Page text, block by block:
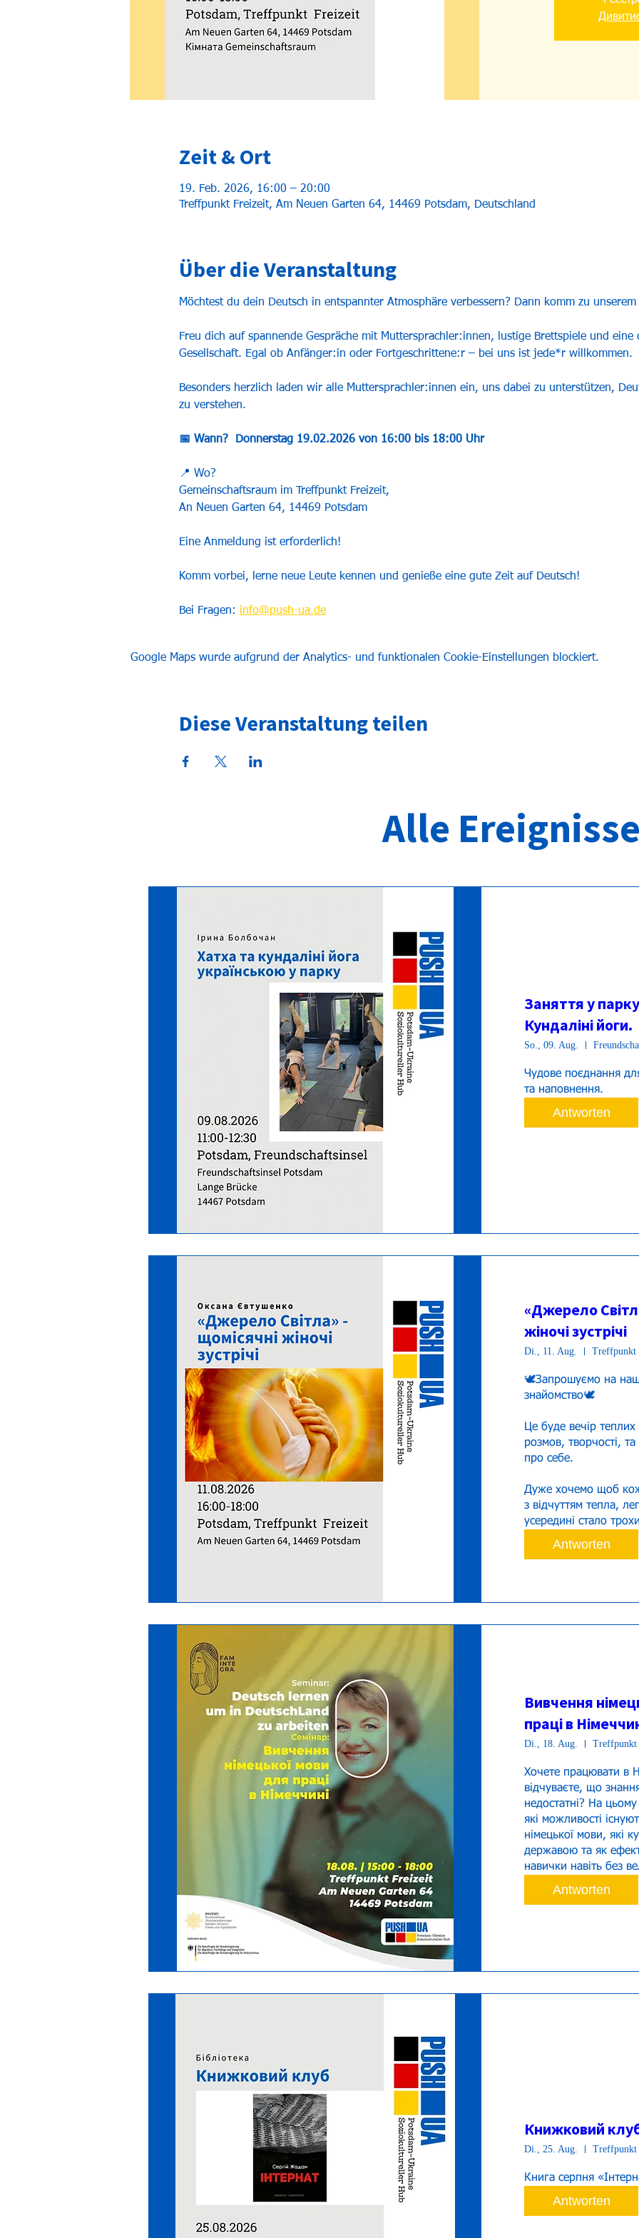
Zeit & Ort
19. Feb. 2026, 16:00 – 20:00
Treffpunkt Freizeit, Am Neuen Garten 64, 14469 Potsdam, Deutschland
Über die Veranstaltung
Möchtest du dein Deutsch in entspannter Atmosphäre verbessern? Dann komm zu unserem
Freu dich auf spannende Gespräche mit Muttersprachler:innen, lustige Brettspiele und
Gesellschaft. Egal ob Anfänger:in oder Fortgeschrittene:r – bei uns ist jede*r willkommen.
Besonders herzlich laden wir alle Muttersprachler:innen ein, uns dabei zu unterstützen,
zu verstehen.
📅 Wann?  Donnerstag 19.02.2026 von 16:00 bis 18:00 Uhr
📍 Wo?
Gemeinschaftsraum im Treffpunkt Freizeit,
An Neuen Garten 64, 14469 Potsdam
Eine Anmeldung ist erforderlich!
Komm vorbei, lerne neue Leute kennen und genieße eine gute Zeit auf Deutsch!
Bei Fragen: info@push-ua.de
Google Maps wurde aufgrund der Analytics- und funktionalen Cookie-Einstellungen blockiert.
Diese Veranstaltung teilen
Alle
Заняття у
Кундаліні йоги.
So., 09. Aug.
Чудове поєднання
та наповнення.
Antworten
«Джерело
жіночі зустрічі
Di., 11. Aug. Treffpunkt
🕊️Запрошуємо на
знайомство🕊️
Це буде вечір
розмов, творчості, та
про себе.
Дуже хочемо щоб
з відчуттям тепла,
усередині стало
Antworten
Вивчення
праці в
Di., 18. Aug. Treffpunkt
Хочете працювати в
відчуваєте, що
недостатні? На
які можливості
німецької мови, які
державою та як
навички навіть без
Antworten
Книжковий
Di., 25. Aug. Treffpunkt
Книга серпня
Antworten